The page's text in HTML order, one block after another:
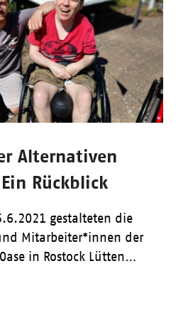
Alternativen
Rückblick
gestalteten die
Mitarbeiter*innen der
in Rostock Lütten…